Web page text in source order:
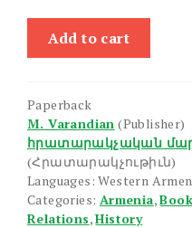
Hayastan
Mij-
Vra
quantity
Add to cart
Paperback
M. Varandian (Publisher)
հրատարակչական
(Հրատարակչութիւն)
Languages: Western
Categories: Armenia,
Relations,History